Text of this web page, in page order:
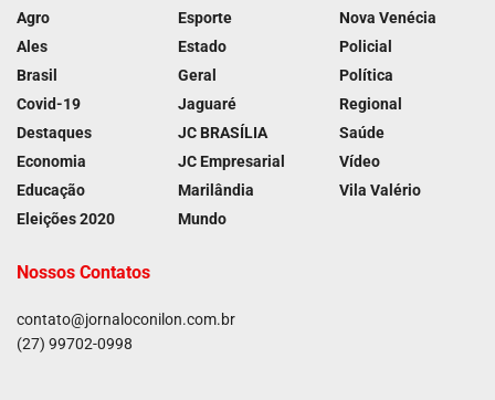
Agro
Ales
Brasil
Covid-19
Destaques
Economia
Educação
Eleições 2020
Esporte
Estado
Geral
Jaguaré
JC BRASÍLIA
JC Empresarial
Marilândia
Mundo
Nova Venécia
Policial
Política
Regional
Saúde
Vídeo
Vila Valério
Nossos Contatos
contato@jornaloconilon.com.br
(27) 99702-0998